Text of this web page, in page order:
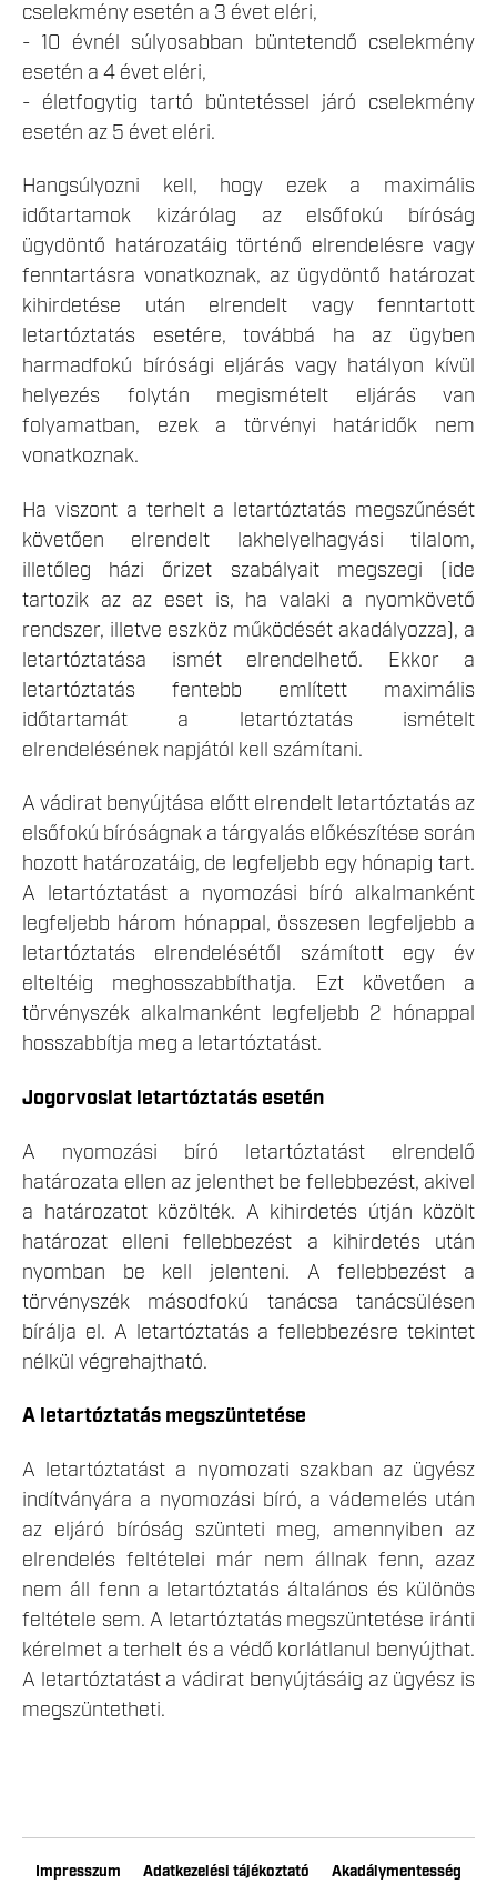
cselekmény esetén a 3 évet eléri,
- 10 évnél súlyosabban büntetendő cselekmény
esetén a 4 évet eléri,
- életfogytig tartó büntetéssel járó cselekmény
esetén az 5 évet eléri.
Hangsúlyozni kell, hogy ezek a maximális
időtartamok kizárólag az elsőfokú bíróság
ügydöntő határozatáig történő elrendelésre vagy
fenntartásra vonatkoznak, az ügydöntő határozat
kihirdetése után elrendelt vagy fenntartott
letartóztatás esetére, továbbá ha az ügyben
harmadfokú bírósági eljárás vagy hatályon kívül
helyezés folytán megismételt eljárás van
folyamatban, ezek a törvényi határidők nem
vonatkoznak.
Ha viszont a terhelt a letartóztatás megszűnését
követően elrendelt lakhelyelhagyási tilalom,
illetőleg házi őrizet szabályait megszegi (ide
tartozik az az eset is, ha valaki a nyomkövető
rendszer, illetve eszköz működését akadályozza), a
letartóztatása ismét elrendelhető. Ekkor a
letartóztatás fentebb említett maximális
időtartamát a letartóztatás ismételt
elrendelésének napjától kell számítani.
A vádirat benyújtása előtt elrendelt letartóztatás az
elsőfokú bíróságnak a tárgyalás előkészítése során
hozott határozatáig, de legfeljebb egy hónapig tart.
A letartóztatást a nyomozási bíró alkalmanként
legfeljebb három hónappal, összesen legfeljebb a
letartóztatás elrendelésétől számított egy év
elteltéig meghosszabbíthatja. Ezt követően a
törvényszék alkalmanként legfeljebb 2 hónappal
hosszabbítja meg a letartóztatást.
Jogorvoslat letartóztatás esetén
A nyomozási bíró letartóztatást elrendelő
határozata ellen az jelenthet be fellebbezést, akivel
a határozatot közölték. A kihirdetés útján közölt
határozat elleni fellebbezést a kihirdetés után
nyomban be kell jelenteni. A fellebbezést a
törvényszék másodfokú tanácsa tanácsülésen
bírálja el. A letartóztatás a fellebbezésre tekintet
nélkül végrehajtható.
A letartóztatás megszüntetése
A letartóztatást a nyomozati szakban az ügyész
indítványára a nyomozási bíró, a vádemelés után
az eljáró bíróság szünteti meg, amennyiben az
elrendelés feltételei már nem állnak fenn, azaz
nem áll fenn a letartóztatás általános és különös
feltétele sem. A letartóztatás megszüntetése iránti
kérelmet a terhelt és a védő korlátlanul benyújthat.
A letartóztatást a vádirat benyújtásáig az ügyész is
megszüntetheti.
Impresszum Adatkezelési tájékoztató Akadálymentesség